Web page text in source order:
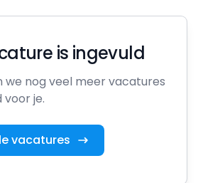
is ingevuld
we nog veel meer vacatures
je.
vacatures